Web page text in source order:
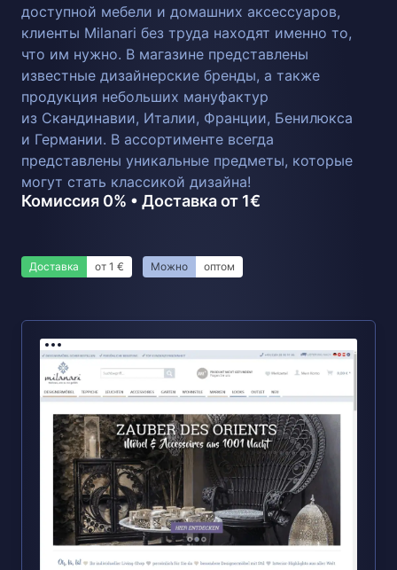
доступной мебели и домашних аксессуаров,
клиенты Milanari без труда находят именно то,
что им нужно. В магазине представлены
известные дизайнерские бренды, а также
продукция небольших мануфактур
из Скандинавии, Италии, Франции, Бенилюкса
и Германии. В ассортименте всегда
представлены уникальные предметы, которые
могут стать классикой дизайна!
Комиссия 0% • Доставка от 1€
Доставка от 1 € Можно оптом